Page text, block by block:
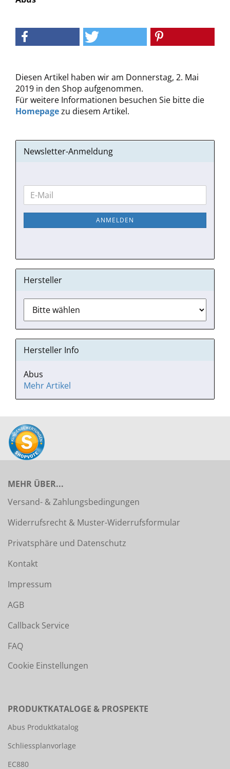
Diesen Artikel haben wir am Donnerstag, 2. Mai
2019 in den Shop aufgenommen.
Für weitere Informationen besuchen Sie bitte die
Homepagezu diesem Artikel.
Newsletter-Anmeldung
WEITER
ZUR
NEWSLETTER-
E-
Mail
ANMELDEN
Hersteller
Hersteller Info
Abus
Mehr Artikel
MEHR ÜBER...
Versand- & Zahlungsbedingungen
Widerrufsrecht & Muster-Widerrufsformular
Privatsphäre und Datenschutz
Kontakt
Impressum
AGB
Callback Service
FAQ
Cookie Einstellungen
PRODUKTKATALOGE & PROSPEKTE
Abus Produktkatalog
Schliessplanvorlage
EC880